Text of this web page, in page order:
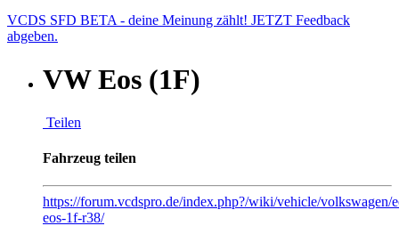
VCDS SFD BETA - deine Meinung zählt! JETZT Feedback
abgeben.
VW Eos (1F)
Teilen
Fahrzeug teilen
https://forum.vcdspro.de/index.php?/wiki/vehicle/volkswagen/
eos-1f-r38/